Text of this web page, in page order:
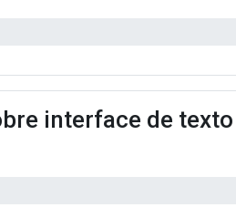
interface de texto